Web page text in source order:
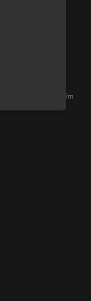
vedeném Krajským